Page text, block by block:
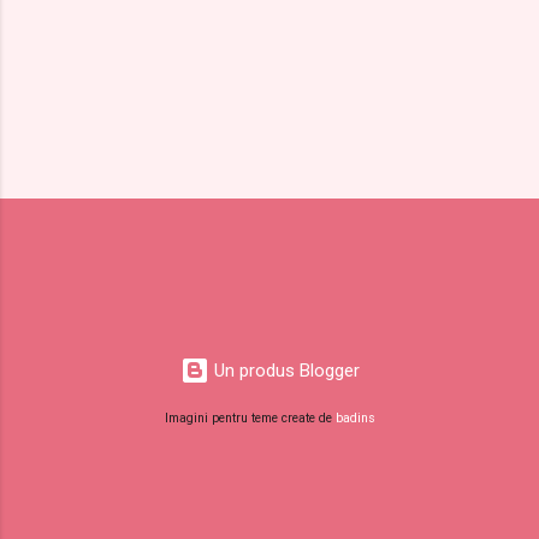
Un produs Blogger
Imagini pentru teme create de badins